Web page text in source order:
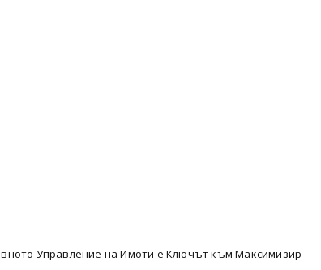
Имоти е Ключът към Максимизиране на Пасивните